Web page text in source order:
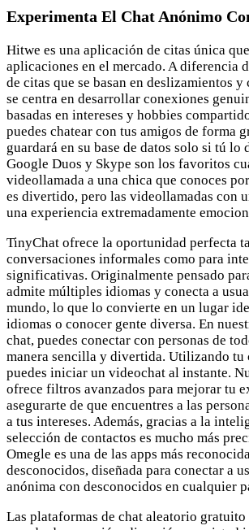
Experimenta El Chat Anónimo
Hitwe es una aplicación de citas única
aplicaciones en el mercado. A diferencia
de citas que se basan en deslizamientos
se centra en desarrollar conexiones
basadas en intereses y hobbies
puedes chatear con tus amigos de forma
guardará en su base de datos solo si tú lo
Google Duos y Skype son los favoritos
videollamada a una chica que conoces
es divertido, pero las videollamadas con
una experiencia extremadamente
TinyChat ofrece la oportunidad perfecta
conversaciones informales como para
significativas. Originalmente pensado
admite múltiples idiomas y conecta a
mundo, lo que lo convierte en un lugar
idiomas o conocer gente diversa. En
chat, puedes conectar con personas de
manera sencilla y divertida. Utilizando tu
puedes iniciar un videochat al instante.
ofrece filtros avanzados para mejorar tu
asegurarte de que encuentres a las
a tus intereses. Además, gracias a la
selección de contactos es mucho más
Omegle es una de las apps más
desconocidos, diseñada para conectar a
anónima con desconocidos en cualquier
Las plataformas de chat aleatorio